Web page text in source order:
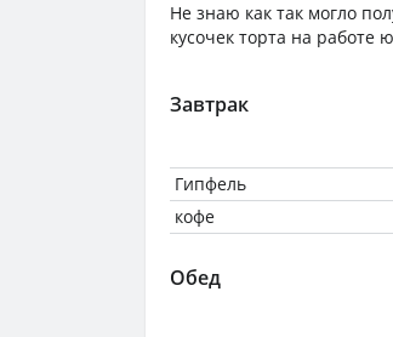
Не знаю как так могло
кусочек торта на работе
Завтрак
Гипфель
кофе
Обед